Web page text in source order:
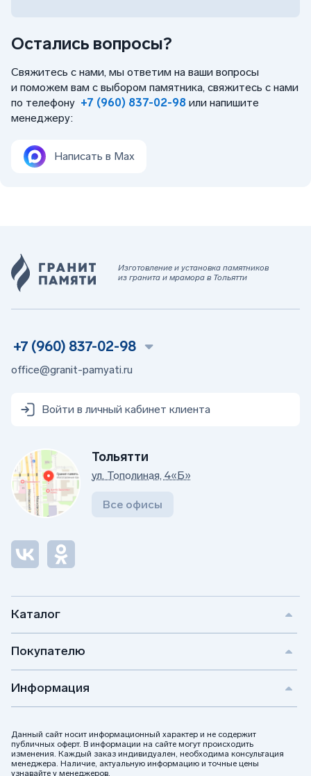
Остались вопросы?
Свяжитесь с нами, мы ответим на ваши вопросы
и поможем вам с выбором памятника, свяжитесь с нами
по телефону +7 (960) 837-02-98 или напишите
менеджеру:
Написать в Max
Изготовление и установка памятников
из гранита и мрамора в Тольятти
Каталог
Покупателю
Информация
Данный сайт носит информационный характер и не содержит
публичных оферт. В информации на сайте могут происходить
изменения. Каждый заказ индивидуален, необходима консультация
менеджера. Наличие, актуальную информацию и точные цены
узнавайте у менеджеров.
+7 (960) 837-02-98
office@granit-pamyati.ru
Войти в личный кабинет клиента
Тольятти
ул. Тополиная, 4«Б»
Все офисы